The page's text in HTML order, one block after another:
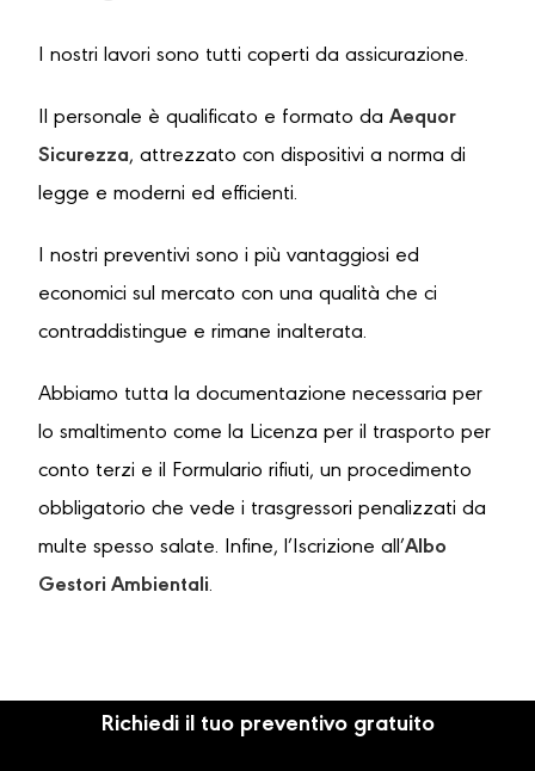
I nostri lavori sono tutti coperti da assicurazione.
Il personale è qualificato e formato da Aequor
Sicurezza, attrezzato con dispositivi a norma di
legge e moderni ed efficienti.
I nostri preventivi sono i più vantaggiosi ed
economici sul mercato con una qualità che ci
contraddistingue e rimane inalterata.
Abbiamo tutta la documentazione necessaria per
lo smaltimento come la Licenza per il trasporto per
conto terzi e il Formulario rifiuti, un procedimento
obbligatorio che vede i trasgressori penalizzati da
multe spesso salate. Infine, l’Iscrizione all’Albo
Gestori Ambientali.
Richiedi il tuo preventivo gratuito